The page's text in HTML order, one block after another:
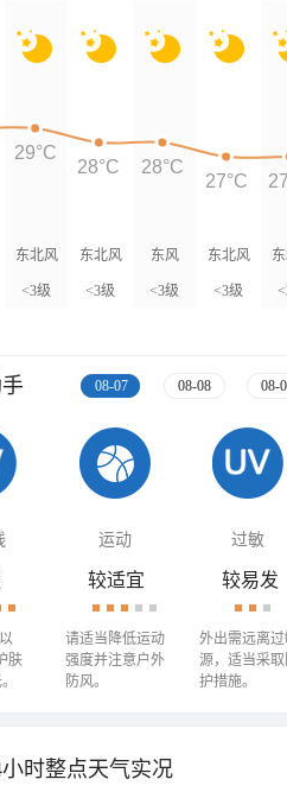
东北风
<3级
东北风
<3级
东风
<3级
东北风
<3级
29°C
28°C 28°C
27°C
08-07 08-08 08-
运动 过敏
肤
较适宜
请适当降低运动
强度并注意户外
防风。
较易发
外出需远离
源，适当采
护措施。
时整点天气实况